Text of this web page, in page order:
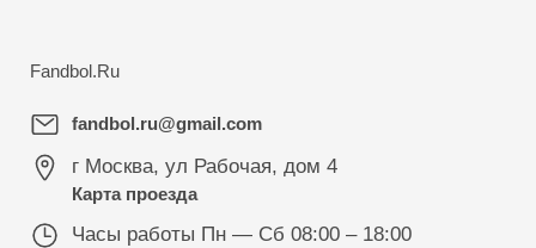
Fandbol.Ru
fandbol.ru@gmail.com
г Москва, ул Рабочая, дом 4
Карта проезда
Часы работы Пн — Сб 08:00 – 18:00